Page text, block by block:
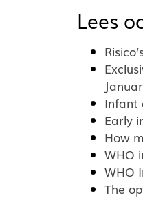
Lees
Infant
Early
How
WHO
WHO
The